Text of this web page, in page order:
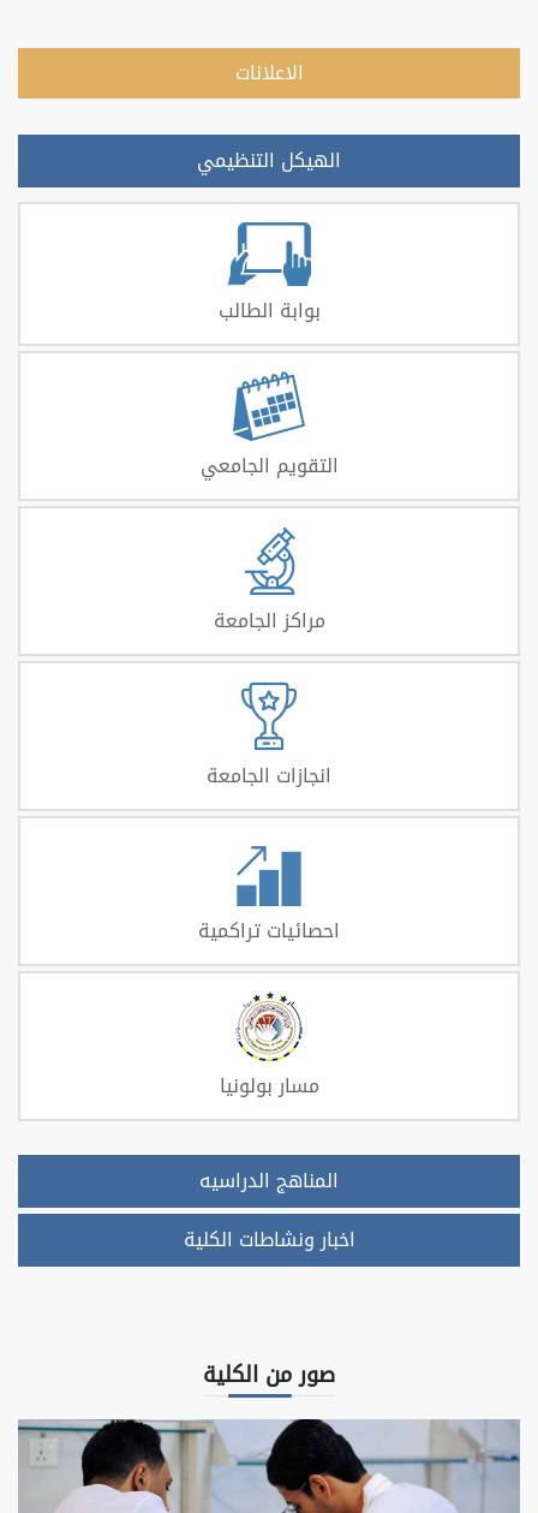
الاعلانات
الهيكل التنظيمي
بوابة الطالب
التقويم الجامعي
مراكز الجامعة
انجازات الجامعة
احصائيات تراكمية
مسار بولونيا
المناهج الدراسيه
اخبار ونشاطات الكلية
صور من الكلية